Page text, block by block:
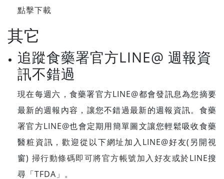
點擊下載
其它
追蹤食藥署官方LINE@ 週報資
訊不錯過
現在每週六，食藥署官方LINE@都會發訊息為您摘要
最新的週報內容，讓您不錯過最新的週報資訊。食藥
署官方LINE@也會定期用簡單圖文讓您輕鬆吸收食藥
醫粧資訊，歡迎從以下網址加入LINE@好友(另開視
窗) 掃行動條碼即可將官方帳號加入好友或於LINE搜
尋「TFDA」。